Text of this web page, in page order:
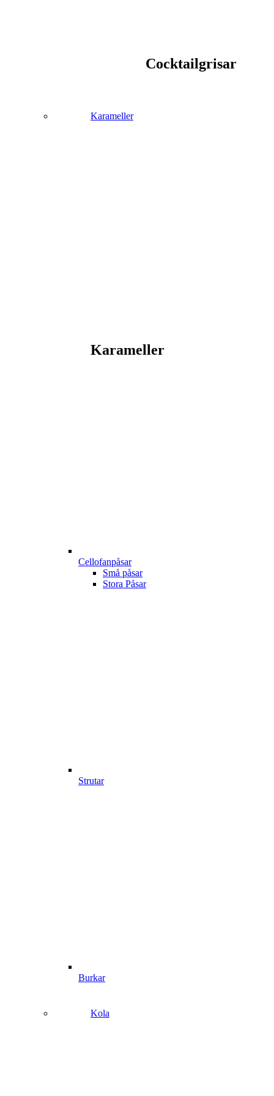
Cocktailgrisar
Karameller
Karameller
Cellofanpåsar
Små påsar
Stora Påsar
Strutar
Burkar
Kola